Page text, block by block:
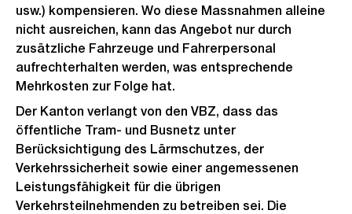
usw.) kompensieren. Wo diese Massnahmen alleine
nicht ausreichen, kann das Angebot nur durch
zusätzliche Fahrzeuge und Fahrerpersonal
aufrechterhalten werden, was entsprechende
Mehrkosten zur Folge hat.
Der Kanton verlangt von den VBZ, dass das
öffentliche Tram- und Busnetz unter
Berücksichtigung des Lärmschutzes, der
Verkehrssicherheit sowie einer angemessenen
Leistungsfähigkeit für die übrigen
Verkehrsteilnehmenden zu betreiben sei. Die